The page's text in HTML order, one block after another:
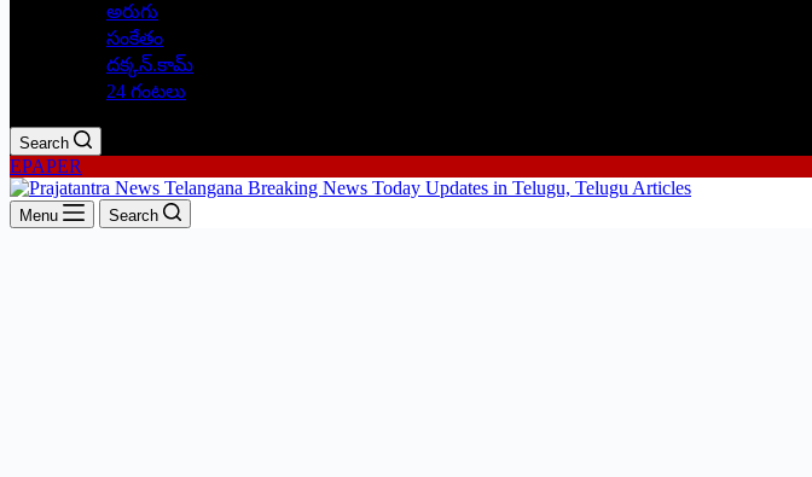
అరుగు
సంకేతం
దక్కన్.కామ్
24 గంటలు
Search
EPAPER
Menu Search